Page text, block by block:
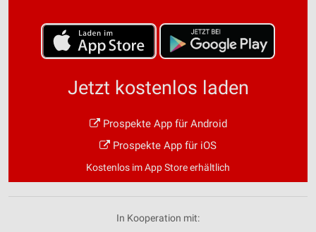
Jetzt kostenlos laden
Prospekte App für Android
Prospekte App für iOS
Kostenlos im App Store erhältlich
In Kooperation mit: